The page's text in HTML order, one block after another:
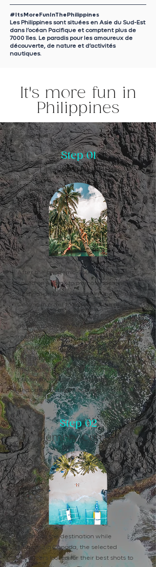
#ItsMoreFunInThePhilippines
Les Philippines sont situées en Asie du Sud-Est
dans l’océan Pacifique et comptent plus de
7000 îles. Le paradis pour les amoureux de
découverte, de nature et d’activités
nautiques.
It's more fun in
Philippines
Step 01
Profile selection
After the pandemic, Tourism Philippines
called on Anorak to promote their
destination to Canadians in Quebec and
Ontario in order to boost tourism and
position the Philippines as a top
destination in 2022. To do so, Anorak
recruited 6 profiles of lifestyle and travel
influencers who had already travelled to
the Philippines before. The goal was to
find consistent profiles that had existing
photo albums and video images
dedicated to the Philippines.
Step 02
Memory Content
To promote the destination while
remaining in Canada, the selected
influencers looked for their best shots to